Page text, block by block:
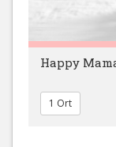
Happy
1 Ort